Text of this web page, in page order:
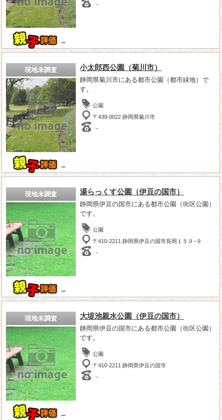
－
－
現地未調査
－
小太郎西公園（菊川市）
静岡県菊川市にある都市公園（都市緑地）で
す。
公園
〒439-0022 静岡県菊川市
－
現地未調査
－
湯らっくす公園（伊豆の国市）
静岡県伊豆の国市にある都市公園（街区公園）
です。
公園
〒410-2211 静岡県伊豆の国市長岡１５９−９
－
現地未調査
－
大堤池親水公園（伊豆の国市）
静岡県伊豆の国市にある都市公園（街区公園）
です。
公園
〒410-2211 静岡県伊豆の国市
－